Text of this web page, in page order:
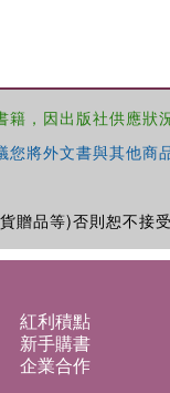
，因出版社供應狀
將外文書與其他商
贈品等)否則恕不接受
紅利積點
新手購書
企業合作